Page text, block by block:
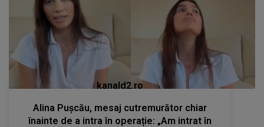
kanald2.ro
Alina Pușcău, mesaj cutremurător chiar
înainte de a intra în operație: „Am intrat în